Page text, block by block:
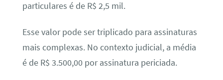
particulares é de R$ 2,5 mil.
Esse valor pode ser triplicado para assinaturas
mais complexas. No contexto judicial, a média
é de R$ 3.500,00 por assinatura periciada.